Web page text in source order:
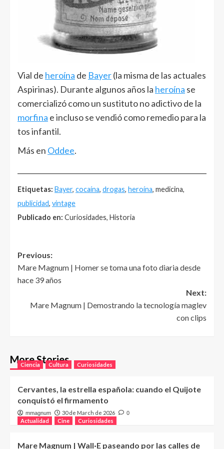
Vial de heroína de Bayer(la misma de las actuales
Aspirinas). Durante algunos años la heroína se
comercializó como un sustituto no adictivo de la
morfina e incluso se vendió como remedio para la
tos infantil.
Más en Oddee.
Etiquetas: Bayer, cocaína, drogas, heroína, medicina,
publicidad, vintage
Publicado en: Curiosidades, Historia
Post
navigation
Previous:
Mare Magnum | Homer se toma una foto diaria desde
hace 39 años
Next:
Mare Magnum | Demostrando la tecnología maglev
con clips
More Stories
Ciencia Cultura Curiosidades
Cervantes, la estrella española: cuando el Quijote
conquistó el firmamento
mmagnum 30 de March de 2026 0
Actualidad Cine Curiosidades
Mare Magnum | Wall·E paseando por las calles de